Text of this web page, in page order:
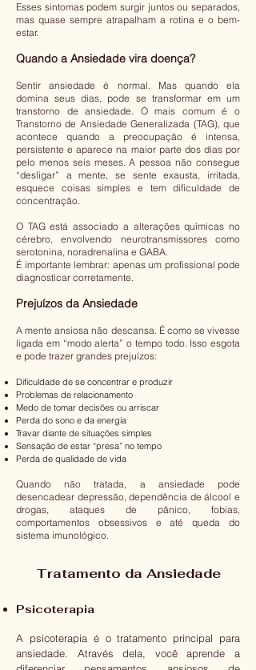
Esses sintomas podem surgir juntos ou separados,
mas quase sempre atrapalham a rotina e o bem-
estar.
Quando a Ansiedade vira doença?
Sentir ansiedade é normal. Mas quando ela
domina seus dias, pode se transformar em um
transtorno de ansiedade. O mais comum é o
Transtorno de Ansiedade Generalizada (TAG), que
acontece quando a preocupação é intensa,
persistente e aparece na maior parte dos dias por
pelo menos seis meses. A pessoa não consegue
“desligar” a mente, se sente exausta, irritada,
esquece coisas simples e tem dificuldade de
concentração.
O TAG está associado a alterações químicas no
cérebro, envolvendo neurotransmissores como
serotonina, noradrenalina e GABA.
É importante lembrar: apenas um profissional pode
diagnosticar corretamente.
Prejuízos da Ansiedade
A mente ansiosa não descansa. É como se vivesse
ligada em “modo alerta” o tempo todo. Isso esgota
e pode trazer grandes prejuízos:
Dificuldade de se concentrar e produzir
Problemas de relacionamento
Medo de tomar decisões ou arriscar
Perda do sono e da energia
Travar diante de situações simples
Sensação de estar “presa” no tempo
Perda de qualidade de vida
Quando não tratada, a ansiedade pode
desencadear depressão, dependência de álcool e
drogas, ataques de pânico, fobias,
comportamentos obsessivos e até queda do
sistema imunológico.
Tratamento da Ansiedade
Psicoterapia
A psicoterapia é o tratamento principal para
ansiedade. Através dela, você aprende a